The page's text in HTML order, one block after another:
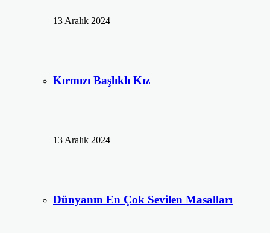
13 Aralık 2024
Kırmızı Başlıklı Kız
13 Aralık 2024
Dünyanın En Çok Sevilen Masalları